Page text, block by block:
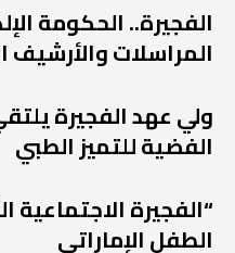
الفجيرة.. الحكومة
المراسلات والأرشيف
ولي عهد الفجيرة
الفضية للتميز الطبي
“الفجيرة الاجتماعية
الطفل الإماراتي